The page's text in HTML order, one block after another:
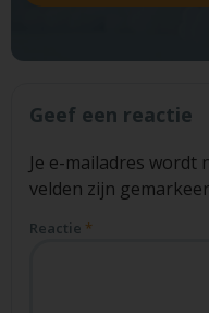
Geef een reactie
Je e-mailadres wordt
velden zijn
Reactie *